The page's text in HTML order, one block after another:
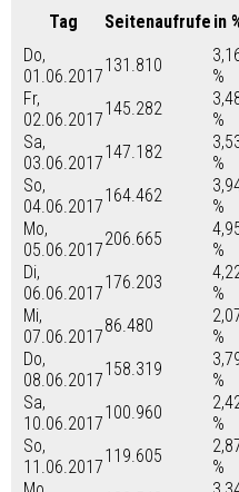
Tag Seitenaufrufe in
Do,
01.06.2017
131.810
%
Fr,
02.06.2017
145.282
%
Sa,
03.06.2017
147.182
%
So,
04.06.2017
164.462
%
Mo,
05.06.2017
206.665
%
Di,
06.06.2017
176.203
%
Mi,
07.06.2017
86.480
%
Do,
08.06.2017
158.319
%
Sa,
10.06.2017
100.960
%
So,
11.06.2017
119.605
%